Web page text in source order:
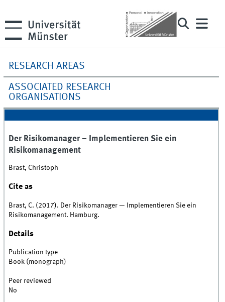
RESEARCH AREAS
ASSOCIATED RESEARCH
ORGANISATIONS
Der Risikomanager – Implementieren Sie ein
Risikomanagement
Brast, Christoph
Cite as
Brast, C. (2017). Der Risikomanager — Implementieren Sie ein
Risikomanagement. Hamburg.
Details
Publication type
Book (monograph)
Peer reviewed
No